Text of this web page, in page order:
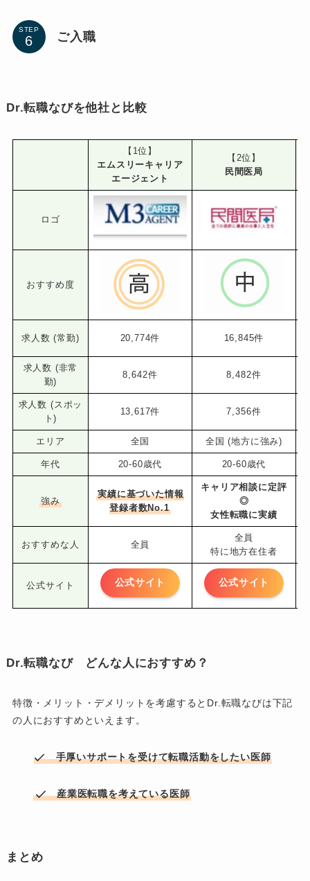
STEP
ご入職
Dr.転職なびを他社と比較
【1位】
エムスリーキャリア
エージェント
【2位】
民間医局
ロゴ
おすすめ度
求人数 (常勤) 20,774件 16,845件
求人数 (非常
勤)
8,642件 8,482件
求人数 (スポッ
ト)
13,617件 7,356件
エリア 全国 全国 (地方に強み)
年代 20-60歳代 20-60歳代
強み
実績に基づいた情報
登録者数No.1
キャリア相談に定評
◎
女性転職に実績
おすすめな人 全員
全員
特に地方在住者
公式サイト 公式サイト 公式サイト
Dr.転職なび どんな人におすすめ？
特徴・メリット・デメリットを考慮するとDr.転職なびは下記
の人におすすめといえます。
手厚いサポートを受けて転職活動をしたい医師
産業医転職を考えている医師
まとめ